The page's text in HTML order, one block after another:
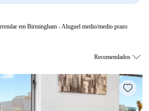
em Birmingham - Aluguel medio/medio prazo